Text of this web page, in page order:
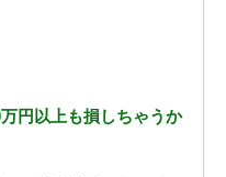
円以上も損しちゃうか